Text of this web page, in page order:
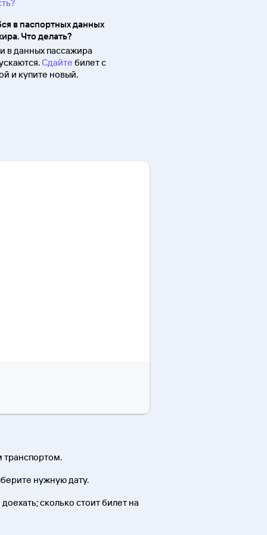
в паспортных данных
Что делать?
в данных пассажира
Сдайте билет с
и купите новый.
транспортом.
нужную дату.
сколько стоит билет на